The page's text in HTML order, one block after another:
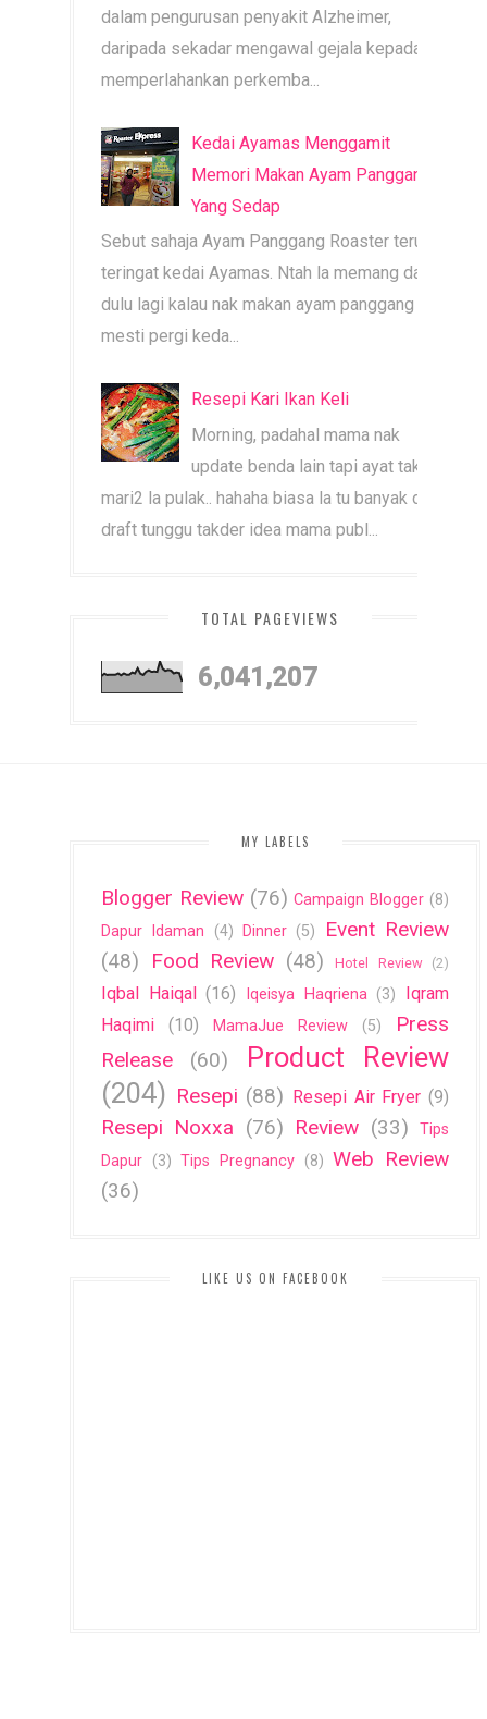
dalam pengurusan penyakit Alzheimer,
daripada sekadar mengawal gejala kepada
memperlahankan perkemba...
Kedai Ayamas Menggamit
Memori Makan Ayam Panggang
Yang Sedap
Sebut sahaja Ayam Panggang Roaster terus
teringat kedai Ayamas. Ntah la memang dari
dulu lagi kalau nak makan ayam panggang
mesti pergi keda...
Resepi Kari Ikan Keli
Morning, padahal mama nak
update benda lain tapi ayat tak
mari2 la pulak.. hahaha biasa la tu banyak dah
draft tunggu takder idea mama publ...
TOTAL PAGEVIEWS
6,041,207
MY LABELS
Blogger Review (76) Campaign Blogger (8)
Dapur Idaman
(4) Dinner (5)
Event Review
(48)
Food Review (48) Hotel Review (2)
Iqbal Haiqal (16) Iqeisya Haqriena (3)
Iqram
Haqimi
(10) MamaJue Review (5)
Press
Release
(60)
Product Review
(204) Resepi (88) Resepi Air Fryer (9)
Resepi Noxxa (76) Review (33)
Tips
Dapur (3) Tips Pregnancy (8) Web Review
(36)
LIKE US ON FACEBOOK